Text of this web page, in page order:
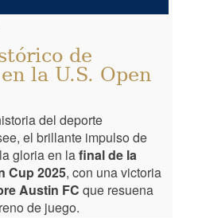
de
la U.S. Open
del deporte
el brillante impulso de
gloria en lafinal de la
Cup 2025, con una victoria
Austin FC que resuena
de juego.